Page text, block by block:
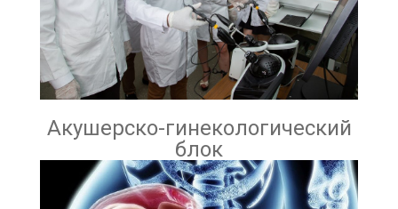
Акушерско-гинекологический
блок